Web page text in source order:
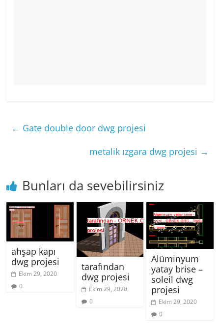
← Gate double door dwg projesi
metalik ızgara dwg projesi →
Bunları da sevebilirsiniz
ahşap kapı
dwg projesi
Ekim 29, 2020
0
tarafından
dwg projesi
Ekim 29, 2020
0
Alüminyum
yatay brise –
soleil dwg
projesi
Ekim 29, 2020
0